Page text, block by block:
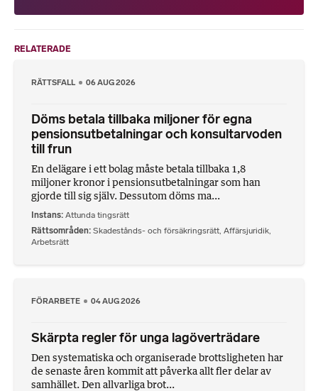
RELATERADE
RÄTTSFALL 06 AUG 2026
Döms betala tillbaka miljoner för egna
pensionsutbetalningar och konsultarvoden
till frun
En delägare i ett bolag måste betala tillbaka 1,8
miljoner kronor i pensionsutbetalningar som han
gjorde till sig själv. Dessutom döms ma...
Instans Attunda tingsrätt
Rättsområden Skadestånds- och försäkringsrätt Affärsjuridik
Arbetsrätt
FÖRARBETE 04 AUG 2026
Skärpta regler för unga lagöverträdare
Den systematiska och organiserade brottsligheten har
de senaste åren kommit att påverka allt fler delar av
samhället. Den allvarliga brot...